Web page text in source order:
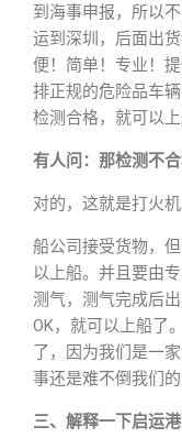
到海事申报，所以
运到深圳，后面出
便！简单！专业！
排正规的危险品车
检测合格，就可以上
有人问：那检测不
对的，这就是打火机
船公司接受货物，
以上船。并且要由
测气，测气完成后
OK，就可以上船了
了，因为我们是一
事还是难不倒我们的
三、解释一下启运